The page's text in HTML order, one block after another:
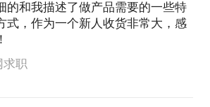
的和我描述了做产品需要的一些特
式，作为一个新人收货非常大，感
求职